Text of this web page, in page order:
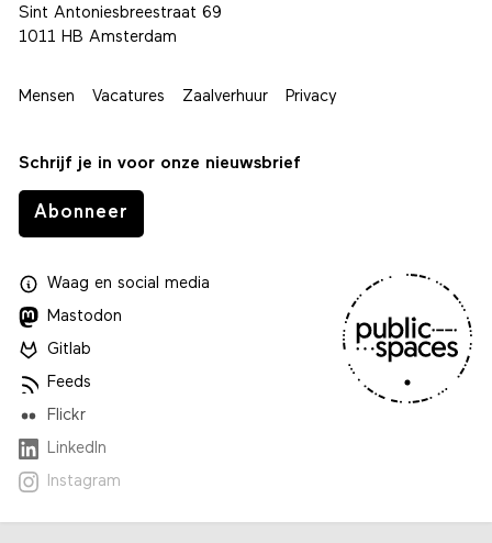
Sint Antoniesbreestraat 69
1011 HB Amsterdam
Mensen Vacatures Zaalverhuur Privacy
Schrijf je in voor onze nieuwsbrief
Abonneer
Waagen social media
Mastodon
Gitlab
Feeds
Flickr
LinkedIn
Instagram